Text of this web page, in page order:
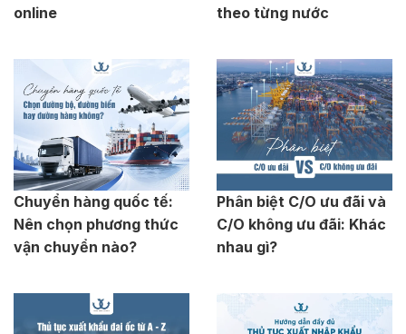
online
theo từng nước
Chuyển hàng quốc tế:
Nên chọn phương thức
vận chuyển nào?
Phân biệt C/O ưu đãi và
C/O không ưu đãi: Khác
nhau gì?